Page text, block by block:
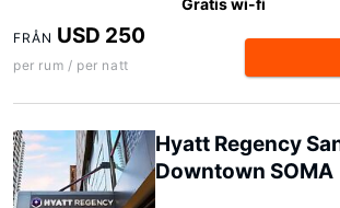
Gratis wi-fi
FRÅN USD 250
per rum / per natt
Hyatt Regency
Downtown SOMA